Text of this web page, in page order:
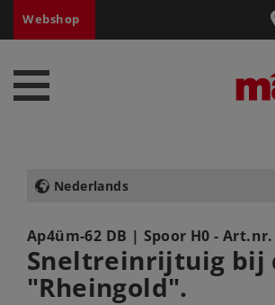
Webshop
Nederlands
Ap4üm-62 DB | Spoor H0 -
Sneltreinrijtuig bij
"Rheingold".